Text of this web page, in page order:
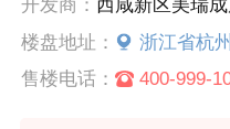
开发商： 西咸新区美瑞
楼盘地址：
浙江省杭州市临
售楼电话：
400-999-